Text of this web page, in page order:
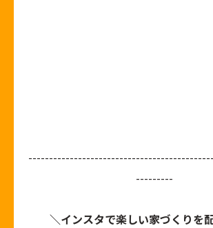
---------
＼インスタで楽しい家づくりを